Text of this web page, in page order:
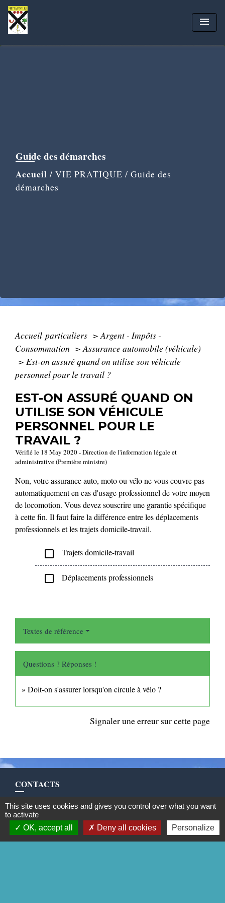
menu
Guide des démarches
Accueil / VIE PRATIQUE / Guide des
démarches
Accueil particuliers > Argent - Impôts -
Consommation > Assurance automobile (véhicule)
> Est-on assuré quand on utilise son véhicule
personnel pour le travail ?
EST-ON ASSURÉ QUAND ON
UTILISE SON VÉHICULE
PERSONNEL POUR LE
TRAVAIL ?
Vérifié le 18 May 2020 - Direction de l'information légale et
administrative (Première ministre)
Non, votre assurance auto, moto ou vélo ne vous couvre pas
automatiquement en cas d'usage professionnel de votre moyen
de locomotion. Vous devez souscrire une garantie spécifique
à cette fin. Il faut faire la différence entre les déplacements
professionnels et les trajets domicile-travail.
check_box_outline_blank Trajets domicile-travail
check_box_outline_blank Déplacements professionnels
Textes de référence
Questions ? Réponses !
Doit-on s'assurer lorsqu'on circule à vélo ?
Signaler une erreur sur cette page
CONTACTS
Commune de Mittainville
5 rue de la Mairie
78125 Mittainville - FRANCE
+33 1 34 85 01 62
This site uses cookies and gives you control over what you want
to activate
OK, accept all
Deny all cookies Personalize